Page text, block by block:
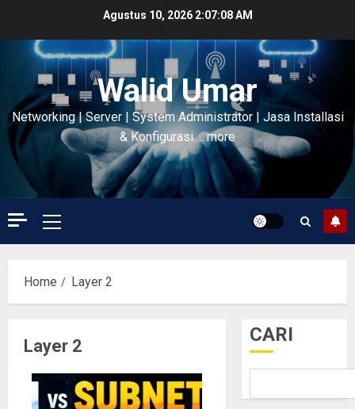
content
Agustus 10, 2026 2:07:08 AM
Walid Umar
Networking | Server | System Administrator | Jasa Installasi
& Konfigurasi…. more
Primary
Menu
Home Layer 2
Layer 2
CARI